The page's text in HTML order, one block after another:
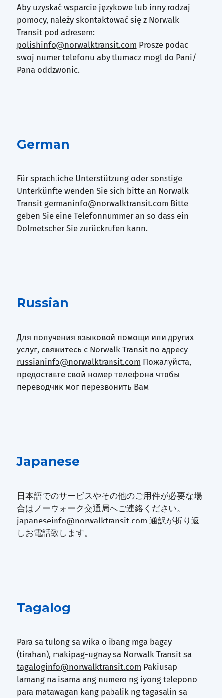
Aby uzyskać wsparcie językowe lub inny rodzaj
pomocy, należy skontaktować się z Norwalk
Transit pod adresem:
polishinfo@norwalktransit.com Prosze podac
swoj numer telefonu aby tlumacz mogl do Pani/
Pana oddzwonic.
German
Für sprachliche Unterstützung oder sonstige
Unterkünfte wenden Sie sich bitte an Norwalk
Transit germaninfo@norwalktransit.com Bitte
geben Sie eine Telefonnummer an so dass ein
Dolmetscher Sie zurückrufen kann.
Russian
Для получения языковой помощи или других
услуг, свяжитесь с Norwalk Transit по адресу
russianinfo@norwalktransit.com Пожалуйста,
предоставте свой номер телефона чтобы
переводчик мог перезвонить Вам
Japanese
日本語でのサービスやその他のご用件が必要な場
合はノーウォーク交通局へご連絡ください。
japaneseinfo@norwalktransit.com 通訳が折り返
しお電話致します。
Tagalog
Para sa tulong sa wika o ibang mga bagay
(tirahan), makipag-ugnay sa Norwalk Transit sa
tagaloginfo@norwalktransit.com Pakiusap
lamang na isama ang numero ng iyong telepono
para matawagan kang pabalik ng tagasalin sa